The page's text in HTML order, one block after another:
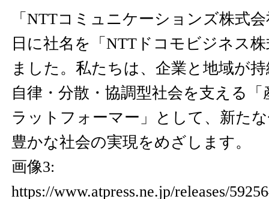
「NTTコミュニケーションズ株式
日に社名を「NTTドコモビジネス
ました。私たちは、企業と地域が
自律・分散・協調型社会を支える
ラットフォーマー」として、新た
豊かな社会の実現をめざします。
画像3:
https://www.atpress.ne.jp/releases/